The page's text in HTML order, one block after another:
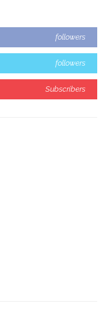
followers
followers
Subscribers